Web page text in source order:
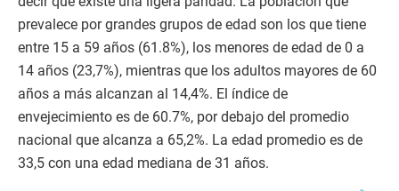
prevalece por grandes grupos de edad son los que tiene
entre 15 a 59 años (61.8%), los menores de edad de 0 a
14 años (23,7%), mientras que los adultos mayores de 60
años a más alcanzan al 14,4%. El índice de
envejecimiento es de 60.7%, por debajo del promedio
nacional que alcanza a 65,2%. La edad promedio es de
33,5 con una edad mediana de 31 años.